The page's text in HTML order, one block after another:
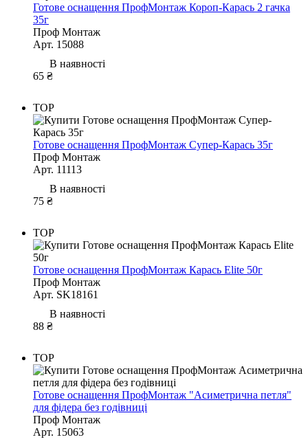
Готове оснащення ПрофМонтаж Короп-Карась 2 гачка
35г
Проф Монтаж
Арт. 15088
В наявності
65 ₴
TOP
Готове оснащення ПрофМонтаж Cупер-Карась 35г
Проф Монтаж
Арт. 11113
В наявності
75 ₴
TOP
Готове оснащення ПрофМонтаж Карась Elite 50г
Проф Монтаж
Арт. SK18161
В наявності
88 ₴
TOP
Готове оснащення ПрофМонтаж "Асиметрична петля"
для фідера без годівниці
Проф Монтаж
Арт. 15063